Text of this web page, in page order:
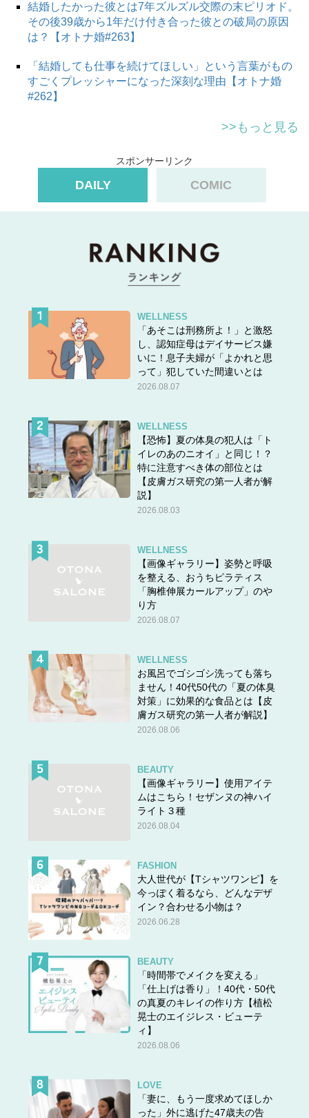
スポンサーリンク
結婚したかった彼とは7年ズルズル交際の末ピリオド。
その後39歳から1年だけ付き合った彼との破局の原因
は？【オトナ婚#263】
「結婚しても仕事を続けてほしい」という言葉がもの
すごくプレッシャーになった深刻な理由【オトナ婚
#262】
>>もっと見る
スポンサーリンク
DAILY COMIC
WELLNESS
「あそこは刑務所よ！」と激怒
し、認知症母はデイサービス嫌
いに！息子夫婦が「よかれと思
って」犯していた間違いとは
2026.08.07
WELLNESS
【恐怖】夏の体臭の犯人は「ト
イレのあのニオイ」と同じ！？
特に注意すべき体の部位とは
【皮膚ガス研究の第一人者が解
説】
2026.08.03
WELLNESS
【画像ギャラリー】姿勢と呼吸
を整える、おうちピラティス
「胸椎伸展カールアップ」のや
り方
2026.08.07
WELLNESS
お風呂でゴシゴシ洗っても落ち
ません！40代50代の「夏の体臭
対策」に効果的な食品とは【皮
膚ガス研究の第一人者が解説】
2026.08.06
BEAUTY
【画像ギャラリー】使用アイテ
ムはこちら！セザンヌの神ハイ
ライト３種
2026.08.04
FASHION
大人世代が【Tシャツワンピ】を
今っぽく着るなら、どんなデザ
イン？合わせる小物は？
2026.06.28
BEAUTY
「時間帯でメイクを変える」
「仕上げは香り」！40代・50代
の真夏のキレイの作り方【植松
晃士のエイジレス・ビューテ
ィ】
2026.08.06
LOVE
「妻に、もう一度求めてほしか
った」外に逃げた47歳夫の告